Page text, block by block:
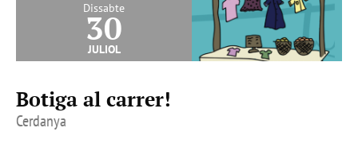
Dissabte
30
juliol
Botiga al carrer!
Cerdanya